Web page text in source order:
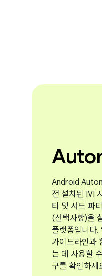
Android
전 설치된 IVI
티 및 서드 파
(선택사항)을
플랫폼입니다.
가이드라인과
는 데 사용할
구를 확인하세